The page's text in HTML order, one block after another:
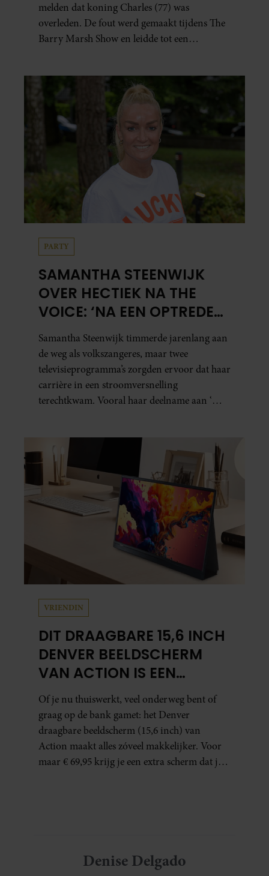
melden dat koning Charles (77) was
overleden. De fout werd gemaakt tijdens The
Barry Marsh Show en leidde tot een
PARTY
SAMANTHA STEENWIJK
OVER HECTIEK NA THE
VOICE: ‘NA EEN OPTREDEN
MOEST IK IN DE AUTO
KOTSEN’
Samantha Steenwijk timmerde jarenlang aan
de weg als volkszangeres, maar twee
televisieprogramma’s zorgden ervoor dat haar
carrière in een stroomversnelling
terechtkwam. Vooral haar deelname aan ‘The
VRIENDIN
DIT DRAAGBARE 15,6 INCH
DENVER BEELDSCHERM
VAN ACTION IS EEN
GAMECHANGER VOOR
THUISWERKERS ÉN BINGE-
WATCHERS
Of je nu thuiswerkt, veel onderweg bent of
graag op de bank gamet: het Denver
draagbare beeldscherm (15,6 inch) van
Action maakt alles zóveel makkelijker. Voor
maar € 69,95 krijg je een extra scherm dat je
Denise Delgado